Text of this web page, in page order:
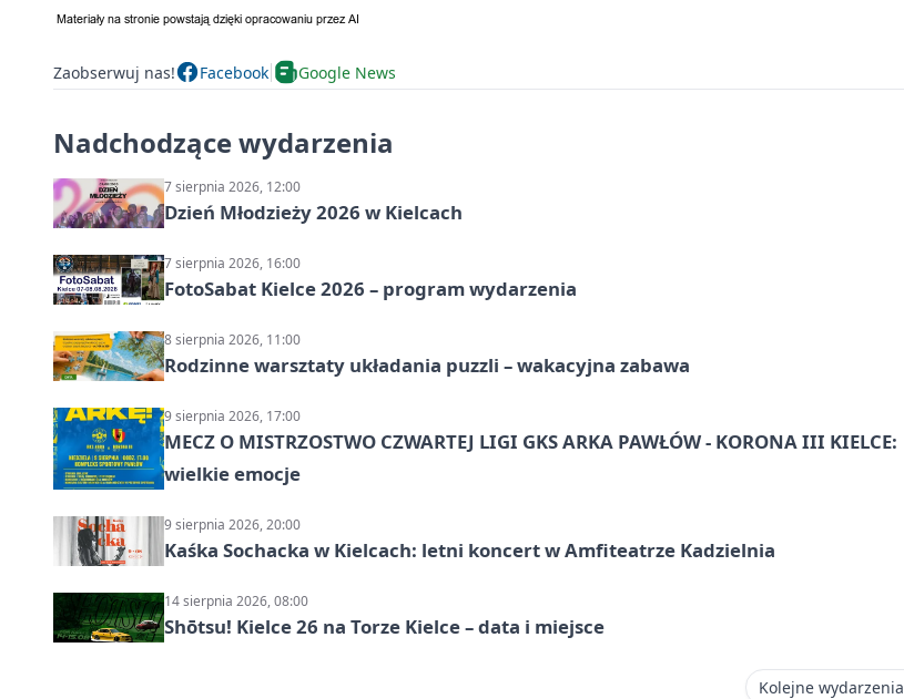
Zaobserwuj nas! Facebook Google News
Nadchodzące wydarzenia
7 sierpnia 2026, 12:00
Dzień Młodzieży 2026 w Kielcach
7 sierpnia 2026, 16:00
FotoSabat Kielce 2026 – program wydarzenia
8 sierpnia 2026, 11:00
Rodzinne warsztaty układania puzzli – wakacyjna zabawa
9 sierpnia 2026, 17:00
MECZ O MISTRZOSTWO CZWARTEJ LIGI GKS ARKA PAWŁÓW - KORONA III KIELCE:
wielkie emocje
9 sierpnia 2026, 20:00
Kaśka Sochacka w Kielcach: letni koncert w Amfiteatrze Kadzielnia
14 sierpnia 2026, 08:00
Shōtsu! Kielce 26 na Torze Kielce – data i miejsce
Kolejne wydarzenia